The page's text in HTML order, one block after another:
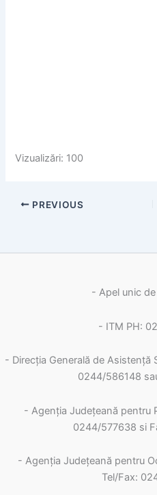
Vizualizări: 100
PREVIOUS
- Apel unic
- ITM PH:
- Direcția Generală de Asistență
0244/586148
- Agenția Județeană pentru
0244/577638 si
- Agenţia Judeţeană pentru
Tel/Fax: